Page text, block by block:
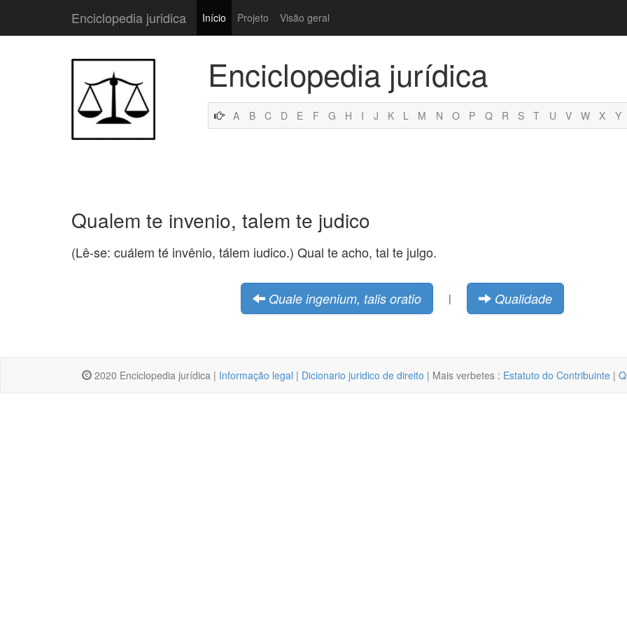
Enciclopedia juridica Início Projeto Visão geral
Enciclopedia jurídica
A B C D E F G H I J K L M N O P Q R S T U V W X Y
Qualem te invenio, talem te judico
(Lê-se: cuálem té invênio, tálem iudico.) Qual te acho, tal te julgo.
Quale ingenium, talis oratio | Qualidade
2020 Enciclopedia jurídica | Informação legal | Dicionario juridico de direito | Mais verbetes : Estatuto do Contribuinte |